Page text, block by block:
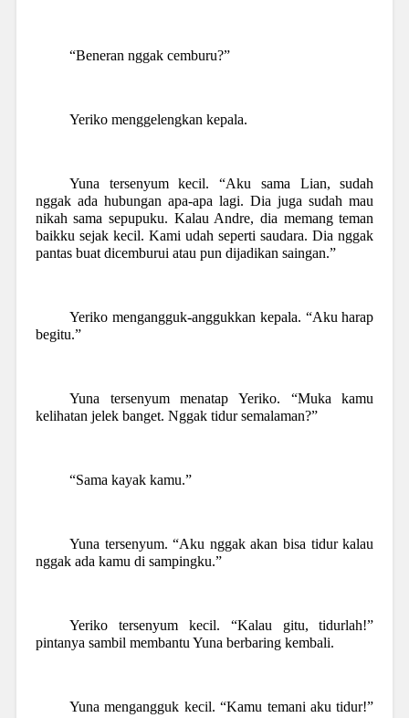
“Beneran nggak cemburu?”
Yeriko menggelengkan kepala.
Yuna tersenyum kecil. “Aku sama Lian, sudah
nggak ada hubungan apa-apa lagi. Dia juga sudah mau
nikah sama sepupuku. Kalau Andre, dia memang teman
baikku sejak kecil. Kami udah seperti saudara. Dia nggak
pantas buat dicemburui atau pun dijadikan saingan.”
Yeriko mengangguk-anggukkan kepala. “Aku harap
begitu.”
Yuna tersenyum menatap Yeriko. “Muka kamu
kelihatan jelek banget. Nggak tidur semalaman?”
“Sama kayak kamu.”
Yuna tersenyum. “Aku nggak akan bisa tidur kalau
nggak ada kamu di sampingku.”
Yeriko tersenyum kecil. “Kalau gitu, tidurlah!”
pintanya sambil membantu Yuna berbaring kembali.
Yuna mengangguk kecil. “Kamu temani aku tidur!”